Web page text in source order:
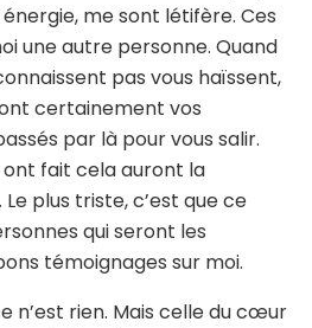
énergie, me sont létifère. Ces
une autre personne. Quand
pas vous haïssent,
certainement vos
par là pour vous salir.
ont fait cela auront la
plus triste, c’est que ce
qui seront les
témoignages sur moi.
n’est rien. Mais celle du cœur